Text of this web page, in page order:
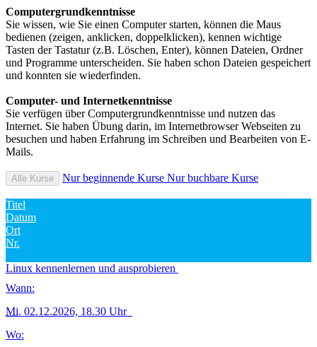
Computergrundkenntnisse
Sie wissen, wie Sie einen Computer starten, können die Maus
bedienen (zeigen, anklicken, doppelklicken), kennen wichtige
Tasten der Tastatur (z.B. Löschen, Enter), können Dateien, Ordner
und Programme unterscheiden. Sie haben schon Dateien gespeichert
und konnten sie wiederfinden.
Computer- und Internetkenntnisse
Sie verfügen über Computergrundkenntnisse und nutzen das
Internet. Sie haben Übung darin, im Internetbrowser Webseiten zu
besuchen und haben Erfahrung im Schreiben und Bearbeiten von E-
Mails.
Alle Kurse Nur beginnende Kurse Nur buchbare Kurse
Titel
Datum
Ort
Nr.
Linux kennenlernen und ausprobieren
Wann:
Mi. 02.12.2026, 18.30 Uhr
Wo: